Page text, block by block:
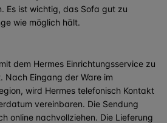
Es ist wichtig, das Sofa gut zu
wie möglich hält.
dem Hermes Einrichtungsservice zu
Nach Eingang der Ware im
wird Hermes telefonisch Kontakt
vereinbaren. Die Sendung
online nachvollziehen. Die Lieferung